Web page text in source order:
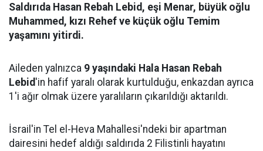
Saldırıda Hasan Rebah Lebid, eşi Menar, büyük oğlu
Muhammed, kızı Rehef ve küçük oğlu Temim
yaşamını yitirdi.
Aileden yalnızca 9 yaşındaki Hala Hasan Rebah
Lebid'in hafif yaralı olarak kurtulduğu, enkazdan ayrıca
1'i ağır olmak üzere yaralıların çıkarıldığı aktarıldı.
İsrail'in Tel el-Heva Mahallesi'ndeki bir apartman
dairesini hedef aldığı saldırıda 2 Filistinli hayatını